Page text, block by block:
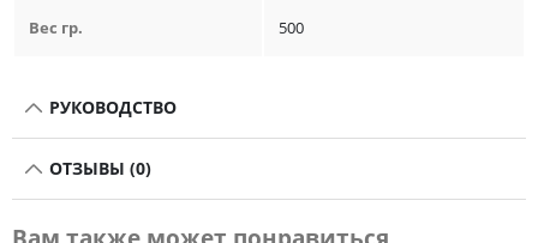
Вес гр. 500
РУКОВОДСТВО
ОТЗЫВЫ (0)